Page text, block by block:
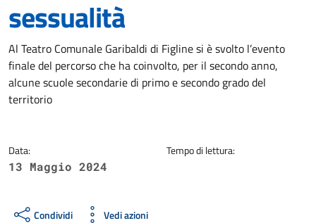
sessualità
Dettagli della notizia
Al Teatro Comunale Garibaldi di Figline si è svolto l’evento
finale del percorso che ha coinvolto, per il secondo anno,
alcune scuole secondarie di primo e secondo grado del
territorio
Data:
13 Maggio 2024
Tempo di lettura:
Condividi Vedi azioni